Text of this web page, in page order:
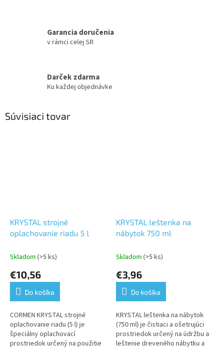
Garancia doručenia
v rámci celej SR
Darček zdarma
Ku každej objednávke
Súvisiaci tovar
KRYSTAL strojné
oplachovanie riadu 5 l
Skladom (>5 ks)
€10,56
Do košíka
CORMEN KRYSTAL strojné
oplachovanie riadu (5 l) je
špeciálny oplachovací
prostriedok určený na použitie
KRYSTAL leštenka na
nábytok 750 ml
Skladom (>5 ks)
€3,96
Do košíka
KRYSTAL leštenka na nábytok
(750 ml) je čistiaci a ošetrujúci
prostriedok určený na údržbu a
leštenie dreveného nábytku a